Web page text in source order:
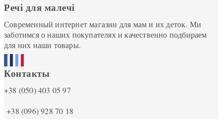
Речі для малечі
Современный интернет магазин для мам и их деток. Ми
заботимся о наших покупателях и качественно подбираем
для них наши товары.
Контакты
+38 (050) 403 05 97
+38 (096) 928 70 18